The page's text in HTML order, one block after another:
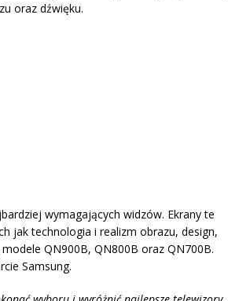
oraz dźwięku.
wymagających widzów. Ekrany te
jak technologia i realizm obrazu, design,
QN900B, QN800B oraz QN700B.
Samsung.